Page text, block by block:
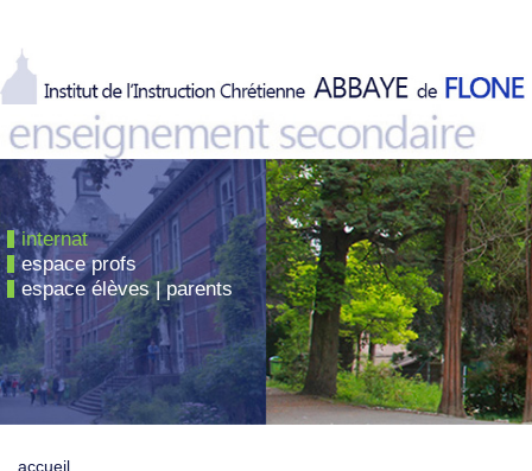
internat
espace profs
espace élèves | parents
accueil